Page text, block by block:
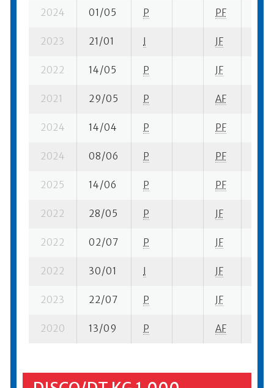
2024 01/05 P PF
2023 21/01 I JF
2022 14/05 P JF
2021 29/05 P AF
2024 14/04 P PF
2024 08/06 P PF
2025 14/06 P PF
2022 28/05 P JF
2022 02/07 P JF
2022 30/01 I JF
2023 22/07 P JF
2020 13/09 P AF